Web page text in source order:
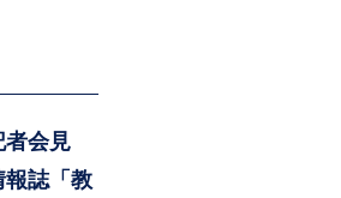
者会見
報誌「教